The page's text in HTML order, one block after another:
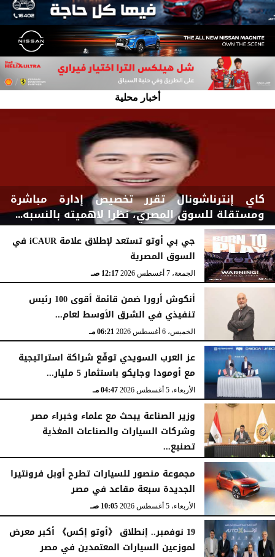
أخبار محلية
كاي إنترناشونال تقرر تخصيص إدارة مباشرة
ومستقلة للسوق المصري، نظرا لاهميته بالنسبه...
السبت، 8 أغسطس 2026 03:00 مـ
جي بي أوتو تستعد لإطلاق علامة iCAUR في
السوق المصرية
الجمعة، 7 أغسطس 2026 12:17 صـ
أنكوش أرورا ضمن قائمة أقوى 100 رئيس
تنفيذي في الشرق الأوسط لعام...
الخميس، 6 أغسطس 2026 06:21 مـ
عز العرب السويدي توقّع شراكة استراتيجية
مع أومودا وجايكو باستثمار 5 مليار...
الأربعاء، 5 أغسطس 2026 04:47 مـ
وزير الصناعة يبحث مع علماء وخبراء مصر
وشركات السيارات والصناعات المغذية
تصنيع...
الأربعاء، 5 أغسطس 2026
مجموعة منصور للسيارات تطرح أوبل فرونتيرا
الجديدة سبعة مقاعد في مصر
الأربعاء، 5 أغسطس 2026 10:05 صـ
19 نوفمبر.. إنطلاق 《أوتو إكس》 أكبر معرض
لموزعين السيارات المعتمدين في مصر